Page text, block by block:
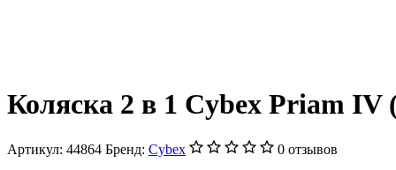
Коляска 2 в 1 Cybex Priam IV
Артикул: 44864 Бренд: Cybex
0 отзывов